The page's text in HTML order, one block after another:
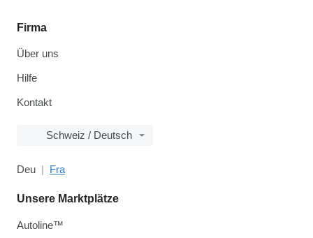
Firma
Über uns
Hilfe
Kontakt
Schweiz / Deutsch
Deu Fra
Unsere Marktplätze
Autoline™